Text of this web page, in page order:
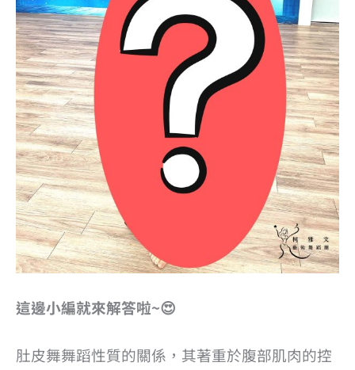
這邊小編就來解答啦~😍
肚皮舞舞蹈性質的關係，其著重於腹部肌肉的控